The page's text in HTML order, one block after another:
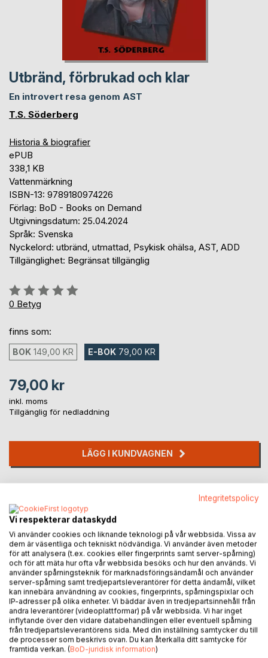
Utbränd, förbrukad och klar
En introvert resa genom AST
T.S. Söderberg
Historia & biografier
ePUB
338,1 KB
Vattenmärkning
ISBN-13: 9789180974226
Förlag: BoD - Books on Demand
Utgivningsdatum: 25.04.2024
Språk: Svenska
Nyckelord: utbränd, utmattad, Psykisk ohälsa, AST, ADD
Tillgänglighet: Begränsat tillgänglig
Betyg::
0%
0 Betyg
finns som:
BOK 149,00 KR E-BOK 79,00 KR
79,00 kr
inkl. moms
Tillgänglig för nedladdning
LÄGG I KUNDVAGNEN
BESKRIVNING
Vid fyllda 50 år gick jag in i väggen. Byråkratins labyrinter
tornade upp sig framför mig. Vart skulle jag nu ta vägen?
Hur skulle jag tackla det här? Lite paradoxalt var nog den
Integritetspolicy
Vi respekterar dataskydd
Vi använder cookies och liknande teknologi på vår webbsida. Vissa av
dem är väsentliga och tekniskt nödvändiga. Vi använder även metoder
för att analysera (t.ex. cookies eller fingerprints samt server-spårning)
och för att mäta hur ofta vår webbsida besöks och hur den används. Vi
använder spårningsteknik för marknadsföringsändamål och använder
server-spårning samt tredjepartsleverantörer för detta ändamål, vilket
kan innebära användning av cookies, fingerprints, spårningspixlar och
IP-adresser på olika enheter. Vi bäddar även in tredjepartsinnehåll från
andra leverantörer (videoplattformar) på vår webbsida. Vi har inget
inflytande över den vidare databehandlingen eller eventuell spårning
från tredjepartsleverantörens sida. Med din inställning samtycker du till
de processer som beskrivs ovan. Du kan återkalla ditt samtycke för
framtida verkan. (BoD-juridisk information)